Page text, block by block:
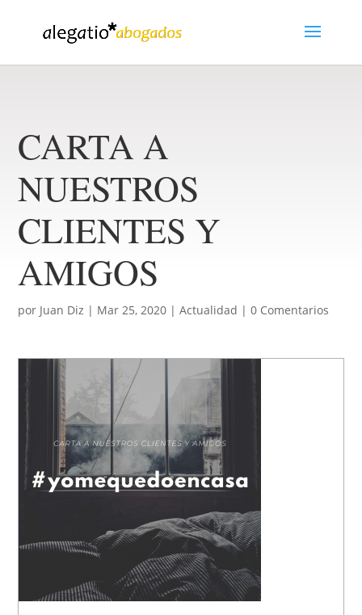
CARTA A
NUESTROS
CLIENTES Y
AMIGOS
por Juan Diz | Mar 25, 2020 |Actualidad |0 Comentarios